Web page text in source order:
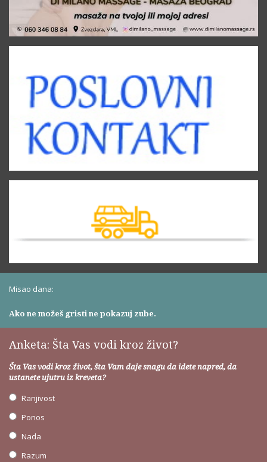
Misao dana:
Ako ne možeš gristi ne pokazuj zube.
Anketa: Šta Vas vodi kroz život?
Šta Vas vodi kroz život, šta Vam daje snagu da idete napred, da
ustanete ujutru iz kreveta?
Ranjivost
Ponos
Nada
Razum